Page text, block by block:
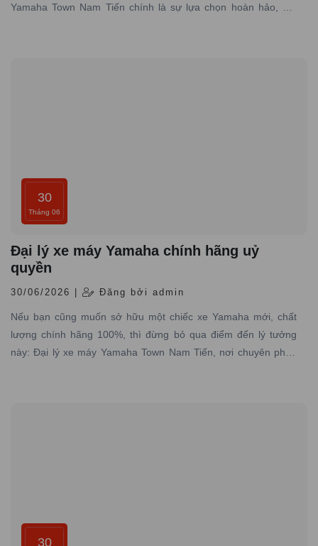
Yamaha Town Nam Tiến chính là sự lựa chọn hoàn hảo, nơi
30
Tháng 06
Đại lý xe máy Yamaha chính hãng uỷ
quyền
30/06/2026 | Đăng bởi admin
Nếu bạn cũng muốn sở hữu một chiếc xe Yamaha mới, chất
lượng chính hãng 100%, thì đừng bỏ qua điểm đến lý tưởng
này: Đại lý xe máy Yamaha Town Nam Tiến, nơi chuyên phân
30